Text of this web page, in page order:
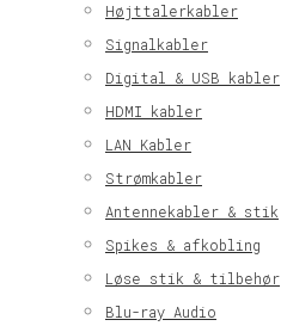
Højttalerkabler
Signalkabler
Digital & USB kabler
HDMI kabler
LAN Kabler
Strømkabler
Antennekabler & stik
Spikes & afkobling
Løse stik & tilbehør
Blu-ray Audio